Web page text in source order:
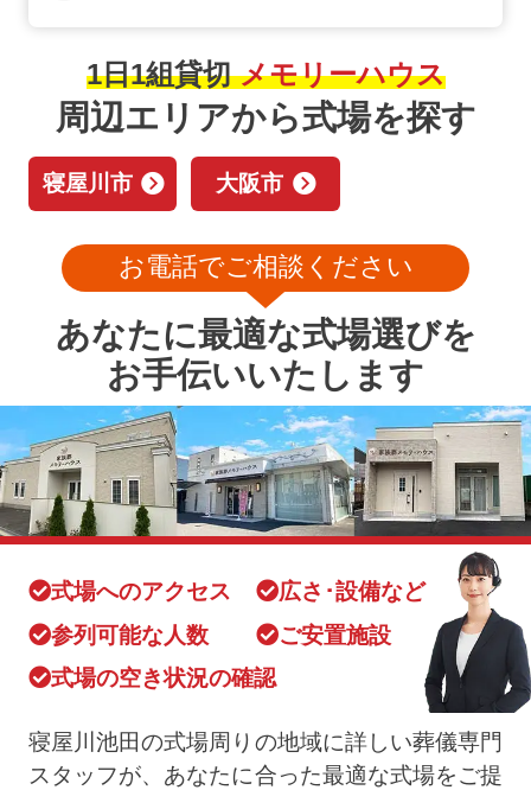
1日1組貸切メモリーハウス
周辺エリアから式場を探す
寝屋川市 大阪市
お電話でご相談ください
あなたに最適な式場選びを
お手伝いいたします
式場へのアクセス
広さ･設備など
参列可能な人数
ご安置施設
式場の空き状況の確認
寝屋川池田の式場周りの地域に詳しい葬儀専門
スタッフが、あなたに合った最適な式場をご提